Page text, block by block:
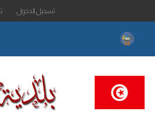
تسجيل الدخول
البحث...